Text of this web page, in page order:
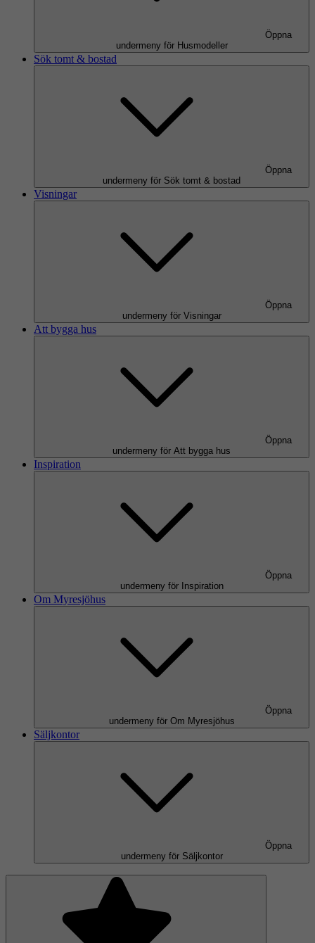
Öppna
undermeny för Husmodeller
Sök tomt & bostad
Öppna
undermeny för Sök tomt & bostad
Visningar
Öppna
undermeny för Visningar
Att bygga hus
Öppna
undermeny för Att bygga hus
Inspiration
Öppna
undermeny för Inspiration
Om Myresjöhus
Öppna
undermeny för Om Myresjöhus
Säljkontor
Öppna
undermeny för Säljkontor